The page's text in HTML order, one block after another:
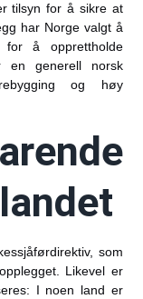
tilsyn for å sikre at
har Norge valgt å
å opprettholde
en generell norsk
og høy
som
Likevel er
I noen land er